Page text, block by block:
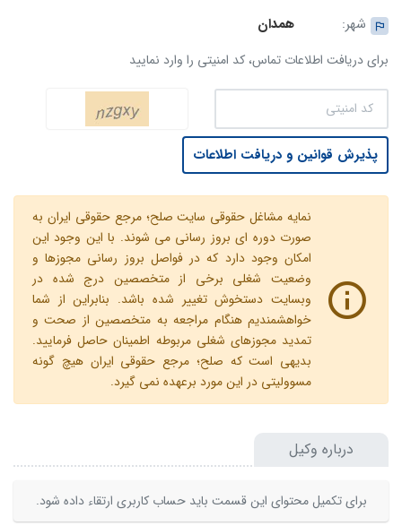
شهر:
همدان
برای دریافت اطلاعات تماس، کد امنیتی را وارد نمایید
پذیرش قوانین و دریافت اطلاعات
نمایه مشاغل حقوقی سایت صلح؛ مرجع حقوقی ایران به
صورت دوره ای بروز رسانی می شوند. با این وجود این
امکان وجود دارد که در فواصل بروز رسانی مجوزها و
وضعیت شغلی برخی از متخصصین درج شده در
وبسایت دستخوش تغییر شده باشد. بنابراین از شما
خواهشمندیم هنگام مراجعه به متخصصین از صحت و
تمدید مجوزهای شغلی مربوطه اطمینان حاصل فرمایید.
بدیهی است که صلح؛ مرجع حقوقی ایران هیچ گونه
مسوولیتی در این مورد برعهده نمی گیرد.
درباره وکیل
برای تکمیل محتوای این قسمت باید حساب کاربری ارتقاء داده شود.